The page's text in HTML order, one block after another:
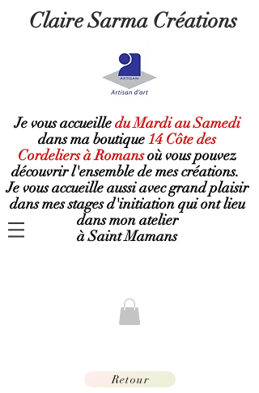
Claire Sarma Créations
Je vous accueilledu Mardi au Samedi
dans ma boutique14 Côte des
Cordeliers à Romansoùvous pouvez
découvrir l'ensemble de mes créations.
Je vous accueille aussi avec grand plaisir
dans mes stages d'initiation qui ont lieu
dans mon atelier
à Saint Mamans
Retour